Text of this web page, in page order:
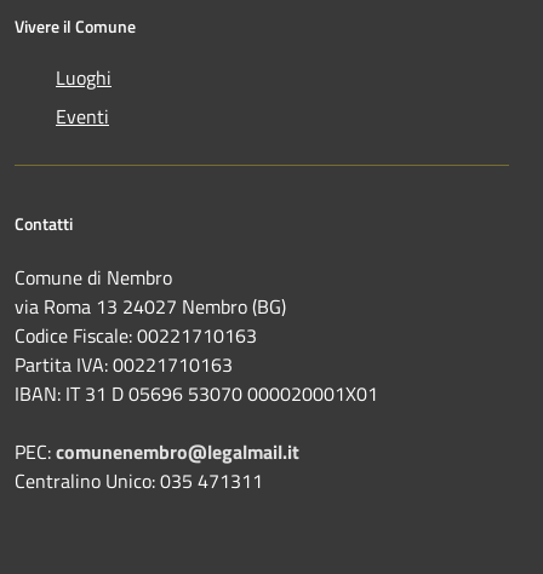
Vivere il Comune
Luoghi
Eventi
Contatti
Comune di Nembro
via Roma 13 24027 Nembro (BG)
Codice Fiscale: 00221710163
Partita IVA: 00221710163
IBAN: IT 31 D 05696 53070 000020001X01
PEC:comunenembro@legalmail.it
Centralino Unico: 035 471311